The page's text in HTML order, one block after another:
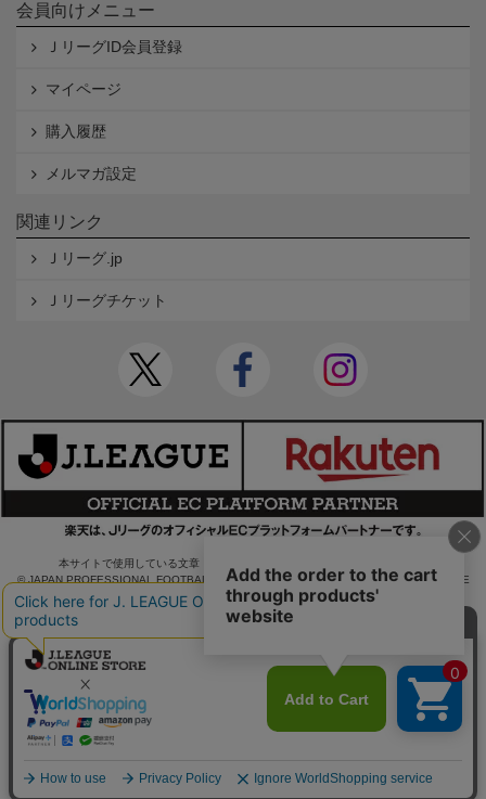
会員向けメニュー
ＪリーグID会員登録
マイページ
購入履歴
メルマガ設定
関連リンク
Ｊリーグ.jp
Ｊリーグチケット
本サイトで使用している文章・画像等の無断での複製・転載を禁止します。
© JAPAN PROFESSIONAL FOOTBALL LEAGUE Rakuten Group, Inc. ALL RIGHTS RE
SERVED.